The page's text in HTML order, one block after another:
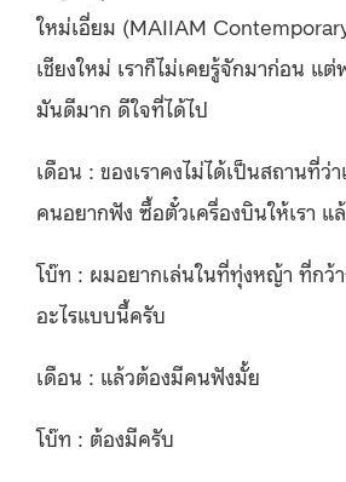
ใหม่เอี่ยม (MAIIAM
เชียงใหม่ เราก็ไม่เคยรู้จักมาก่อน แ
มันดีมาก ดีใจที่ได้ไป
เดือน : ของเราคงไม่ได้เป็นสถานที่ว่
คนอยากฟัง ซื้อตั๋วเครื่องบินให้เรา แ
โบ๊ท : ผมอยากเล่นในที่ทุ่งหญ้า ที่กว้
อะไรแบบนี้ครับ
เดือน : แล้วต้องมีคนฟังมั้ย
โบ๊ท : ต้องมีครับ